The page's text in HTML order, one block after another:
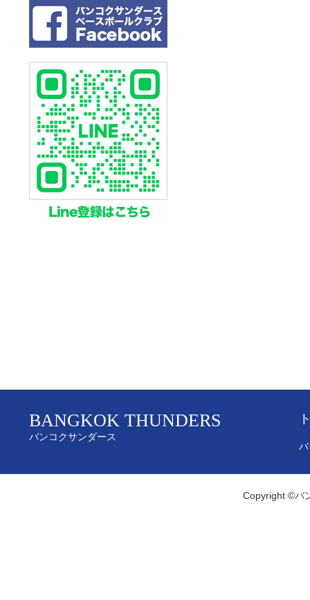
BANGKOK THUNDERS
バンコクサンダース
Copyright ©バ